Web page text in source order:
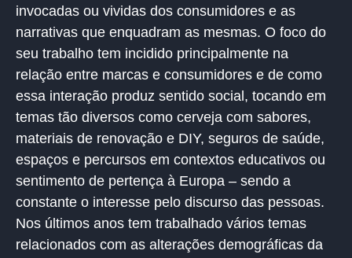
invocadas ou vividas dos consumidores e as
narrativas que enquadram as mesmas. O foco do
seu trabalho tem incidido principalmente na
relação entre marcas e consumidores e de como
essa interação produz sentido social, tocando em
temas tão diversos como cerveja com sabores,
materiais de renovação e DIY, seguros de saúde,
espaços e percursos em contextos educativos ou
sentimento de pertença à Europa – sendo a
constante o interesse pelo discurso das pessoas.
Nos últimos anos tem trabalhado vários temas
relacionados com as alterações demográficas da